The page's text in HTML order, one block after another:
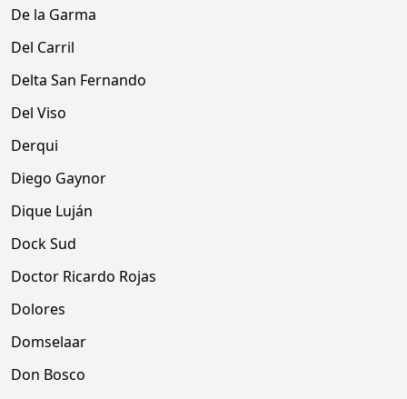
De la Garma
Del Carril
Delta San Fernando
Del Viso
Derqui
Diego Gaynor
Dique Luján
Dock Sud
Doctor Ricardo Rojas
Dolores
Domselaar
Don Bosco